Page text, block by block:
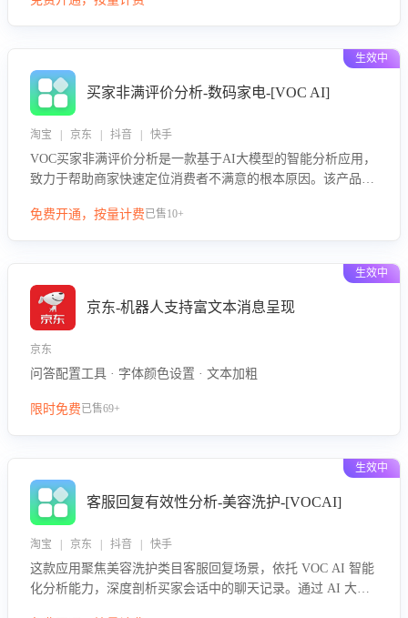
绪、归因争议根源，并客观评估客服应对合理性与成效。系统
生效中
买家非满评价分析-数码家电-[VOC AI]
淘宝 | 京东 | 抖音 | 快手
VOC买家非满评价分析是一款基于AI大模型的智能分析应用，
致力于帮助商家快速定位消费者不满意的根本原因。该产品可
或其它部门原因，明确责任归属，提供可落地的改进建议与策
免费开通，按量计费已售10+
生效中
京东-机器人支持富文本消息呈现
京东
问答配置工具 · 字体颜色设置 · 文本加粗
限时免费已售69+
生效中
客服回复有效性分析-美容洗护-[VOCAI]
淘宝 | 京东 | 抖音 | 快手
这款应用聚焦美容洗护类目客服回复场景，依托 VOC AI 智能
化分析能力，深度剖析买家会话中的聊天记录。通过 AI 大模